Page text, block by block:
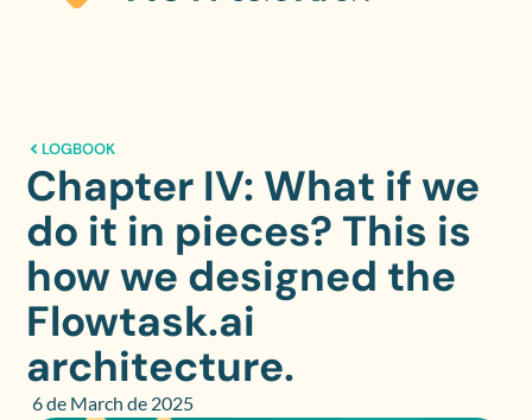
LOGBOOK
Chapter IV: What if we
do it in pieces? This is
how we designed the
Flowtask.ai
architecture.
6 de March de 2025